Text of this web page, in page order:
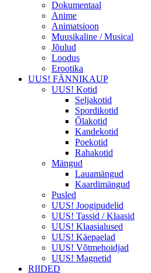
Dokumentaal
Anime
Animatsioon
Muusikaline / Musical
Jõulud
Loodus
Erootika
UUS! FÄNNIKAUP
UUS! Kotid
Seljakotid
Spordikotid
Õlakotid
Kandekotid
Poekotid
Rahakotid
Mängud
Lauamängud
Kaardimängud
Pusled
UUS! Joogipudelid
UUS! Tassid / Klaasid
UUS! Klaasialused
UUS! Käepaelad
UUS! Võtmehoidjad
UUS! Magnetid
RIIDED